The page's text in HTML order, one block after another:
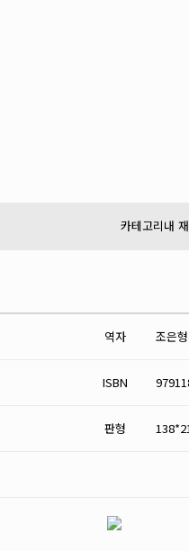
카테고리내
역자 조은형
ISBN
판형